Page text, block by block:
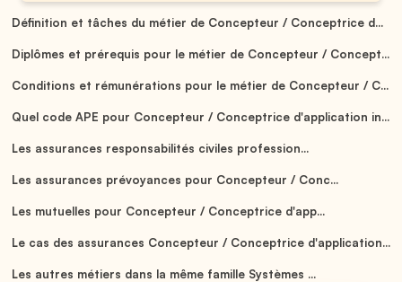
Définition et tâches du métier de Concepteur / Conceptrice d...
Diplômes et prérequis pour le métier de Concepteur / Concept...
Conditions et rémunérations pour le métier de Concepteur / C...
Quel code APE pour Concepteur / Conceptrice d'application in...
Les assurances responsabilités civiles profession...
Les assurances prévoyances pour Concepteur / Conc...
Les mutuelles pour Concepteur / Conceptrice d'app...
Le cas des assurances Concepteur / Conceptrice d'application...
Les autres métiers dans la même famille Systèmes ...